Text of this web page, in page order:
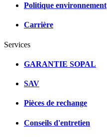
Politique environnement
Carrière
Services
GARANTIE SOPAL
SAV
Pièces de rechange
Conseils d'entretien